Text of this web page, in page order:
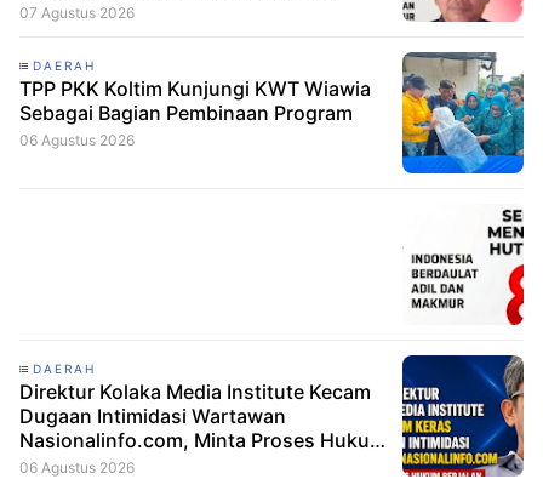
07 Agustus 2026
DAERAH
TPP PKK Koltim Kunjungi KWT Wiawia
Sebagai Bagian Pembinaan Program
06 Agustus 2026
DAERAH
Direktur Kolaka Media Institute Kecam
Dugaan Intimidasi Wartawan
Nasionalinfo.com, Minta Proses Hukum
Berjalan
06 Agustus 2026